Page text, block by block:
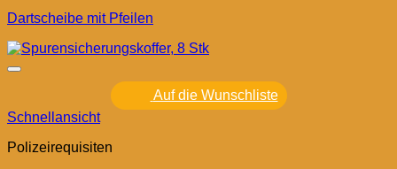
Dartscheibe mit Pfeilen
Auf die Wunschliste
Schnellansicht
Polizeirequisiten